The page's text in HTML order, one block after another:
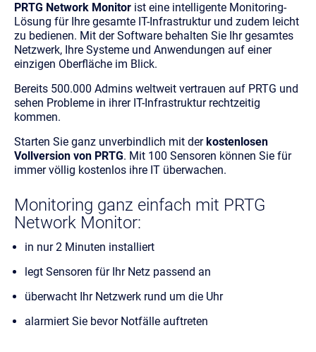
PRTG Network Monitor ist eine intelligente Monitoring-
Lösung für Ihre gesamte IT-Infrastruktur und zudem leicht
zu bedienen. Mit der Software behalten Sie Ihr gesamtes
Netzwerk, Ihre Systeme und Anwendungen auf einer
einzigen Oberfläche im Blick.
Bereits 500.000 Admins weltweit vertrauen auf PRTG und
sehen Probleme in ihrer IT-Infrastruktur rechtzeitig
kommen.
Starten Sie ganz unverbindlich mit der kostenlosen
Vollversion von PRTG. Mit 100 Sensoren können Sie für
immer völlig kostenlos ihre IT überwachen.
Monitoring ganz einfach mit PRTG
Network Monitor:
in nur 2 Minuten installiert
legt Sensoren für Ihr Netz passend an
überwacht Ihr Netzwerk rund um die Uhr
alarmiert Sie bevor Notfälle auftreten